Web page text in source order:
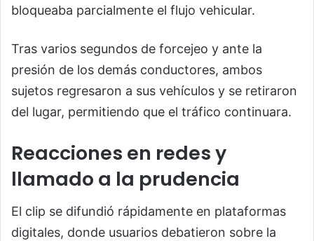
bloqueaba parcialmente el flujo vehicular.
Tras varios segundos de forcejeo y ante la
presión de los demás conductores, ambos
sujetos regresaron a sus vehículos y se retiraron
del lugar, permitiendo que el tráfico continuara.
Reacciones en redes y
llamado a la prudencia
El clip se difundió rápidamente en plataformas
digitales, donde usuarios debatieron sobre la